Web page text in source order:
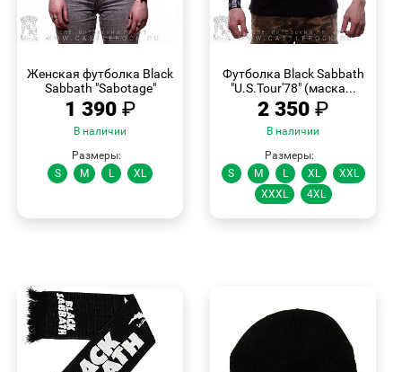
Женская футболка Black
Sabbath "Sabotage"
1 390 ₽
В наличии
Размеры:
S
M L XL
Футболка Black Sabbath
"U.S.Tour'78" (маска...
2 350 ₽
В наличии
Размеры:
S
M L XL
XXL
XXXL
4XL